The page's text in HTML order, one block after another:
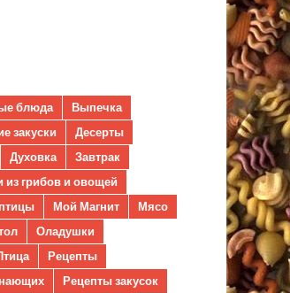
блюда
Выпечка
закуски
Десерты
Духовка
Завтрак
из грибов и овощей
Мой Магнит
Мясо
Оладушки
Рецепты
Рецепты закусок